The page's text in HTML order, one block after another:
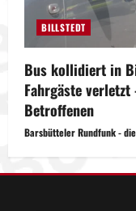
BILLSTEDT
Bus kollidiert in
Fahrgäste
Betroffenen
Barsbütteler Rundfunk -